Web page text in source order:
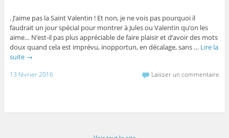
. J’aime pas la Saint Valentin ! Et non, je ne vois pas pourquoi il
faudrait un jour spécial pour montrer à Jules ou Valentin qu’on les
aime… N’est-il pas plus appréciable de faire plaisir et d’avoir des mots
doux quand cela est imprévu, inopportun, en décalage, sans … Lire la
suite →
13 février 2016 Laisser un commentaire